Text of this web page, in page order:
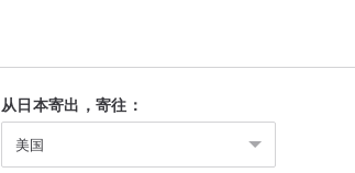
从日本寄出，寄往：
美国